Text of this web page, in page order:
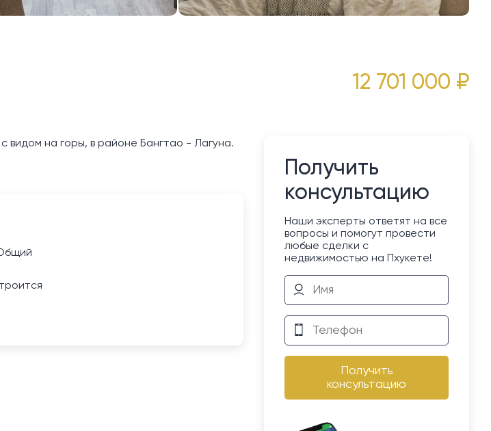
12 701 000 ₽
видом на горы, в районе Бангтао - Лагуна.
Получить
консультацию
Наши эксперты ответят на все
вопросы и помогут провести
любые сделки с
недвижимостью на Пхукете!
Получить
консультацию